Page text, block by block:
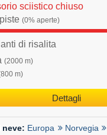
sciistico chiuso
(0% aperte)
di risalita
(2000 m)
m)
Dettagli
Europa Norvegia